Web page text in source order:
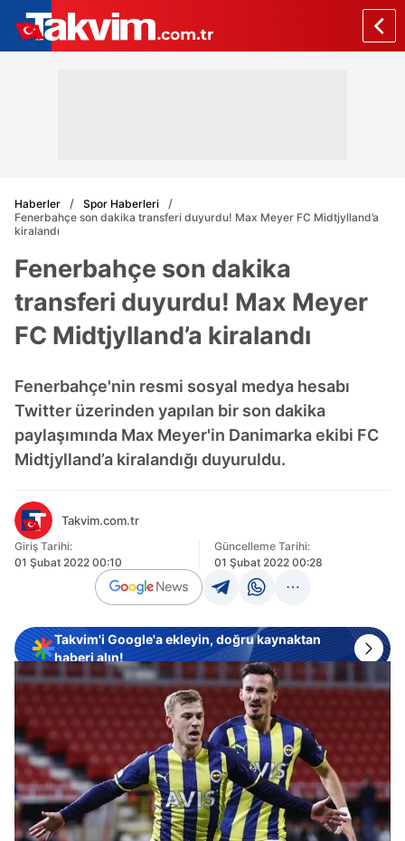
Haberler
Spor Haberleri
Fenerbahçe son dakika transferi duyurdu! Max Meyer FC Midtjylland’a
kiralandı
Fenerbahçe son dakika
transferi duyurdu! Max Meyer
FC Midtjylland’a kiralandı
Fenerbahçe'nin resmi sosyal medya hesabı
Twitter üzerinden yapılan bir son dakika
paylaşımında Max Meyer'in Danimarka ekibi FC
Midtjylland’a kiralandığı duyuruldu.
Takvim.com.tr
Giriş Tarihi:
01 Şubat 2022 00:10
Güncelleme Tarihi:
01 Şubat 2022 00:28
Takvim'i Google'a ekleyin, doğru kaynaktan
haberi alın!